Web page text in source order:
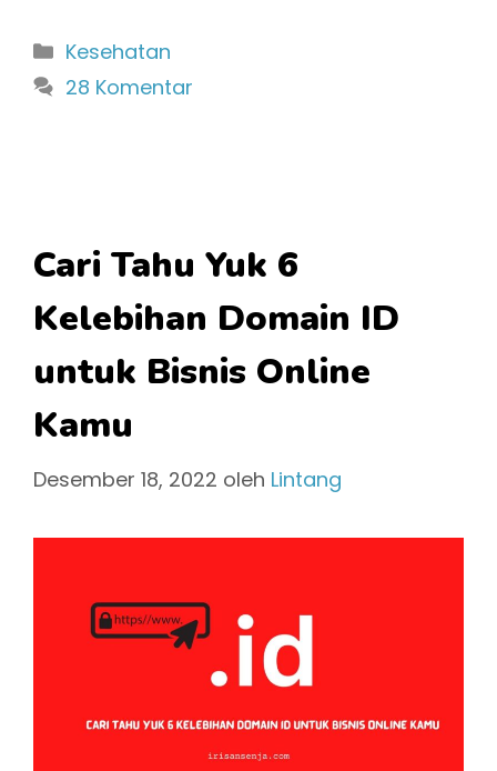
Kategori
Kesehatan
28 Komentar
Cari Tahu Yuk 6
Kelebihan Domain ID
untuk Bisnis Online
Kamu
Desember 18, 2022 oleh Lintang